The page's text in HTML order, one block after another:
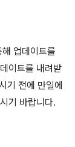
업데이트를
이트를 내려받
기 전에 만일에
기 바랍니다.